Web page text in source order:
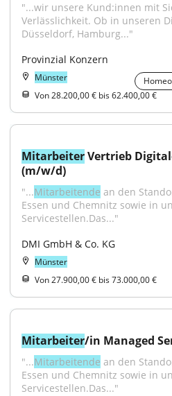
"...wir unsere Kund:innen mit
Verlässlichkeit. Ob in unseren
Düsseldorf, Hamburg..."
Provinzial Konzern
Münster
Von 28.200,00 € bis 62.400,00 €
Mitarbeiter Vertrieb
(m/w/d)
"...Mitarbeitende an den
Essen und Chemnitz sowie in
Servicestellen.Das..."
DMI GmbH & Co. KG
Münster
Von 27.900,00 € bis 73.000,00 €
Mitarbeiter/in Managed
"...Mitarbeitende an den
Essen und Chemnitz sowie in
Servicestellen.Das..."